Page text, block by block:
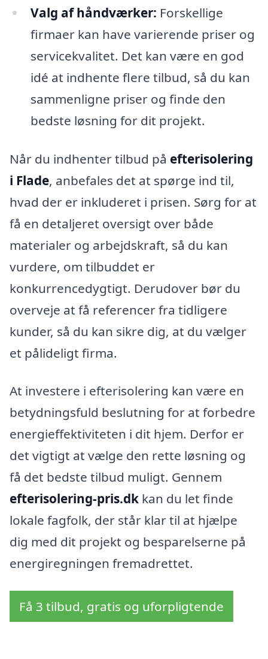
Valg af håndværker: Forskellige
firmaer kan have varierende priser og
servicekvalitet. Det kan være en god
idé at indhente flere tilbud, så du kan
sammenligne priser og finde den
bedste løsning for dit projekt.
Når du indhenter tilbud på efterisolering
i Flade, anbefales det at spørge ind til,
hvad der er inkluderet i prisen. Sørg for at
få en detaljeret oversigt over både
materialer og arbejdskraft, så du kan
vurdere, om tilbuddet er
konkurrencedygtigt. Derudover bør du
overveje at få referencer fra tidligere
kunder, så du kan sikre dig, at du vælger
et pålideligt firma.
At investere i efterisolering kan være en
betydningsfuld beslutning for at forbedre
energieffektiviteten i dit hjem. Derfor er
det vigtigt at vælge den rette løsning og
få det bedste tilbud muligt. Gennem
efterisolering-pris.dk kan du let finde
lokale fagfolk, der står klar til at hjælpe
dig med dit projekt og besparelserne på
energiregningen fremadrettet.
Få 3 tilbud, gratis og uforpligtende